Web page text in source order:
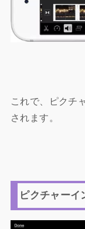
これで、ピクチ
されます。
ピクチャーイ